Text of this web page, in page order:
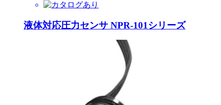
液体対応圧力センサ NPR-101シリーズ